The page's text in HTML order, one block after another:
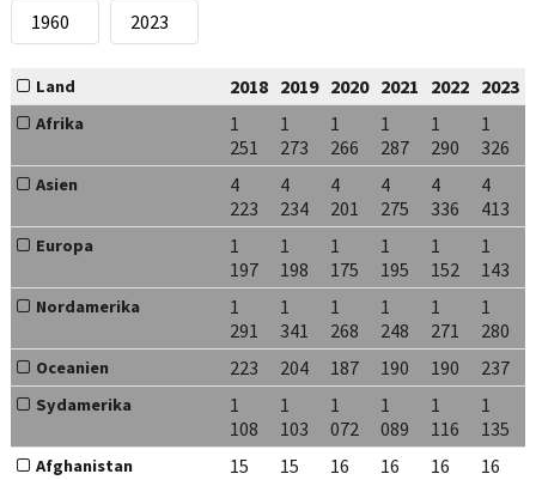
Land 2018 2019 2020 2021 2022 2023
Afrika
1
251
1
273
1
266
1
287
1
290
1
326
Asien
4
223
4
234
4
201
4
275
4
336
4
413
Europa
1
197
1
198
1
175
1
195
1
152
1
143
Nordamerika
1
291
1
341
1
268
1
248
1
271
1
280
Oceanien 223 204 187 190 190 237
Sydamerika
1
108
1
103
1
072
1
089
1
116
1
135
Afghanistan 15 15 16 16 16 16